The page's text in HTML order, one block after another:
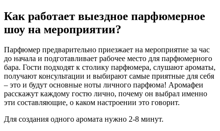
Как работает выездное парфюмерное
шоу на мероприятии?
Парфюмер предварительно приезжает на мероприятие за час
до начала и подготавливает рабочее место для парфюмерного
бара. Гости подходят к столику парфюмера, слушают ароматы,
получают консультации и выбирают самые приятные для себя
– это и будут основные ноты личного парфюма! Аромафеи
расскажут каждому гостю лично, почему он выбрал именно
эти составляющие, о каком настроении это говорит.
Для создания одного аромата нужно 2-8 минут.